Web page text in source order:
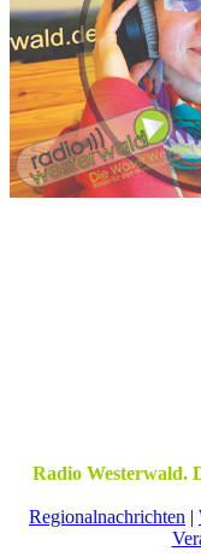
Radio Westerwald.
Regionalnachrichten |